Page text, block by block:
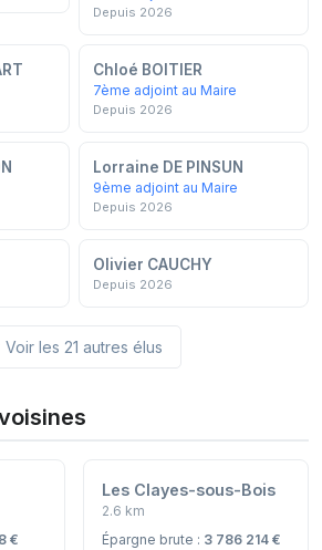
Depuis 2026
Chloé BOITIER
7ème adjoint au Maire
Depuis 2026
Lorraine DE PINSUN
9ème adjoint au Maire
Depuis 2026
Olivier CAUCHY
Depuis 2026
Voir les 21 autres élus
€
Les Clayes-sous-Bois
2.6 km
Épargne brute : 3 786 214 €